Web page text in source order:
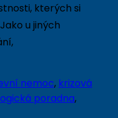
kterých si
u jiných
nemoc, krizová
poradna,